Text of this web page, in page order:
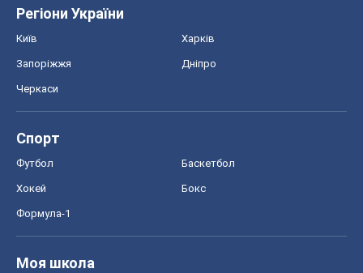
Регіони України
Київ Харків
Запоріжжя Дніпро
Черкаси
Спорт
Футбол Баскетбол
Хокей Бокс
Формула-1
Моя школа